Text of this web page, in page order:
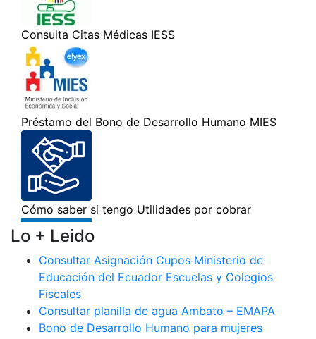
Lo + Leido
Consultar Asignación Cupos Ministerio de
Educación del Ecuador Escuelas y Colegios
Fiscales
Consultar planilla de agua Ambato – EMAPA
Bono de Desarrollo Humano para mujeres